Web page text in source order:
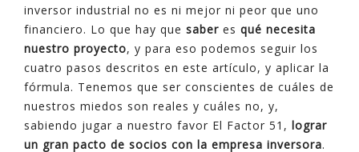
inversor industrial no es ni mejor ni peor que uno
financiero. Lo que hay que saber es qué necesita
nuestro proyecto, y para eso podemos seguir los
cuatro pasos descritos en este artículo, y aplicar la
fórmula. Tenemos que ser conscientes de cuáles de
nuestros miedos son reales y cuáles no, y,
sabiendo jugar a nuestro favor El Factor 51, lograr
un gran pacto de socios con la empresa inversora.